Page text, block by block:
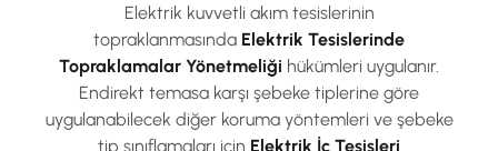
Elektrik kuvvetli akım tesislerinin
topraklanmasında Elektrik Tesislerinde
Topraklamalar Yönetmeliği hükümleri uygulanır.
Endirekt temasa karşı şebeke tiplerine göre
uygulanabilecek diğer koruma yöntemleri ve şebeke
tip sınıflamaları için Elektrik İç Tesisleri